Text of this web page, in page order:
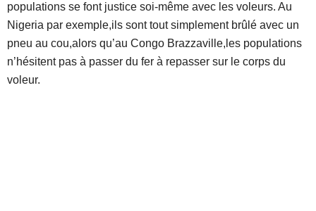
populations se font justice soi-même avec les voleurs. Au
Nigeria par exemple,ils sont tout simplement brûlé avec un
pneu au cou,alors qu’au Congo Brazzaville,les populations
n’hésitent pas à passer du fer à repasser sur le corps du
voleur.